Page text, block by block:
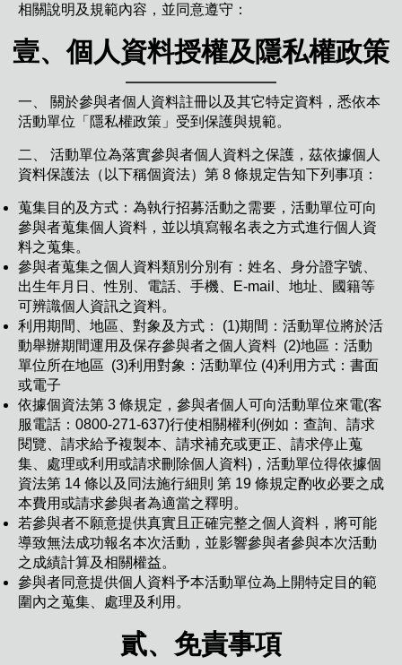
相關說明及規範內容，並同意遵守：
壹、個人資料授權及隱私權政策
一、 關於參與者個人資料註冊以及其它特定資料，悉依本
活動單位「隱私權政策」受到保護與規範。
二、 活動單位為落實參與者個人資料之保護，茲依據個人
資料保護法（以下稱個資法）第 8 條規定告知下列事項：
蒐集目的及方式：為執行招募活動之需要，活動單位可向
參與者蒐集個人資料，並以填寫報名表之方式進行個人資
料之蒐集。
參與者蒐集之個人資料類別分別有：姓名、身分證字號、
出生年月日、性別、電話、手機、E-mail、地址、國籍等
可辨識個人資訊之資料。
利用期間、地區、對象及方式： (1)期間：活動單位將於活
動舉辦期間運用及保存參與者之個人資料 (2)地區：活動
單位所在地區 (3)利用對象：活動單位 (4)利用方式：書面
或電子
依據個資法第 3 條規定，參與者個人可向活動單位來電(客
服電話：0800-271-637)行使相關權利(例如：查詢、請求
閱覽、請求給予複製本、請求補充或更正、請求停止蒐
集、處理或利用或請求刪除個人資料)，活動單位得依據個
資法第 14 條以及同法施行細則 第 19 條規定酌收必要之成
本費用或請求參與者為適當之釋明。
若參與者不願意提供真實且正確完整之個人資料，將可能
導致無法成功報名本次活動，並影響參與者參與本次活動
之成績計算及相關權益。
參與者同意提供個人資料予本活動單位為上開特定目的範
圍內之蒐集、處理及利用。
貳、免責事項